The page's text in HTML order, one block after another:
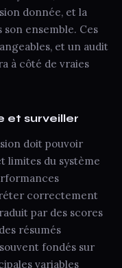
donnée, et la
ensemble. Ces
et un audit
à côté de vraies
et surveiller
doit pouvoir
limites du système
correctement
par des scores
résumés
fondés sur
variables